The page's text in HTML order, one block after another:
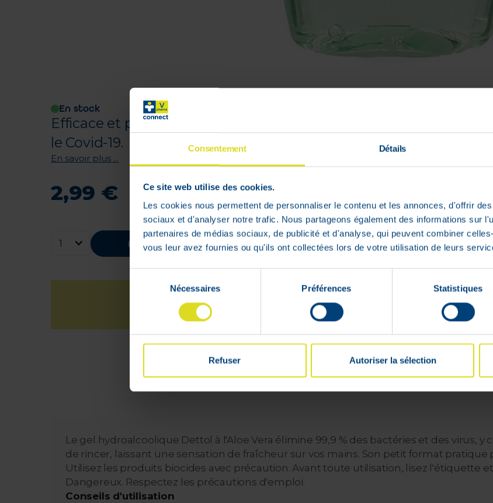
Consentement Détails
Ce site web utilise des cookies.
Les cookies nous permettent de personnaliser le contenu et les annonces, d'offrir
sociaux et d'analyser notre trafic. Nous partageons également des informations sur
partenaires de médias sociaux, de publicité et d'analyse, qui peuvent combiner
vous leur avez fournies ou qu'ils ont collectées lors de votre utilisation de leurs
consentement
Nécessaires Préférences Statistiques
Refuser Autoriser la sélection
En stock
Efficace et pratique: le gel hydroalcoolique Dettol 50ml élimine
le Covid-19.
En savoir plus ...
2,99 €
Ajouter au panier
Livraison rapide et gratuite
Paiement
Le gel hydroalcoolique Dettol à l'Aloe Vera élimine 99,9 % des bactéries et des virus, y
de rincer, laissant une sensation de fraîcheur sur vos mains. Son petit format
Utilisez les produits biocides avec précaution. Avant toute utilisation, lisez l'étiquette
Dangereux. Respectez les précautions d'emploi.
Conseils d'utilisation